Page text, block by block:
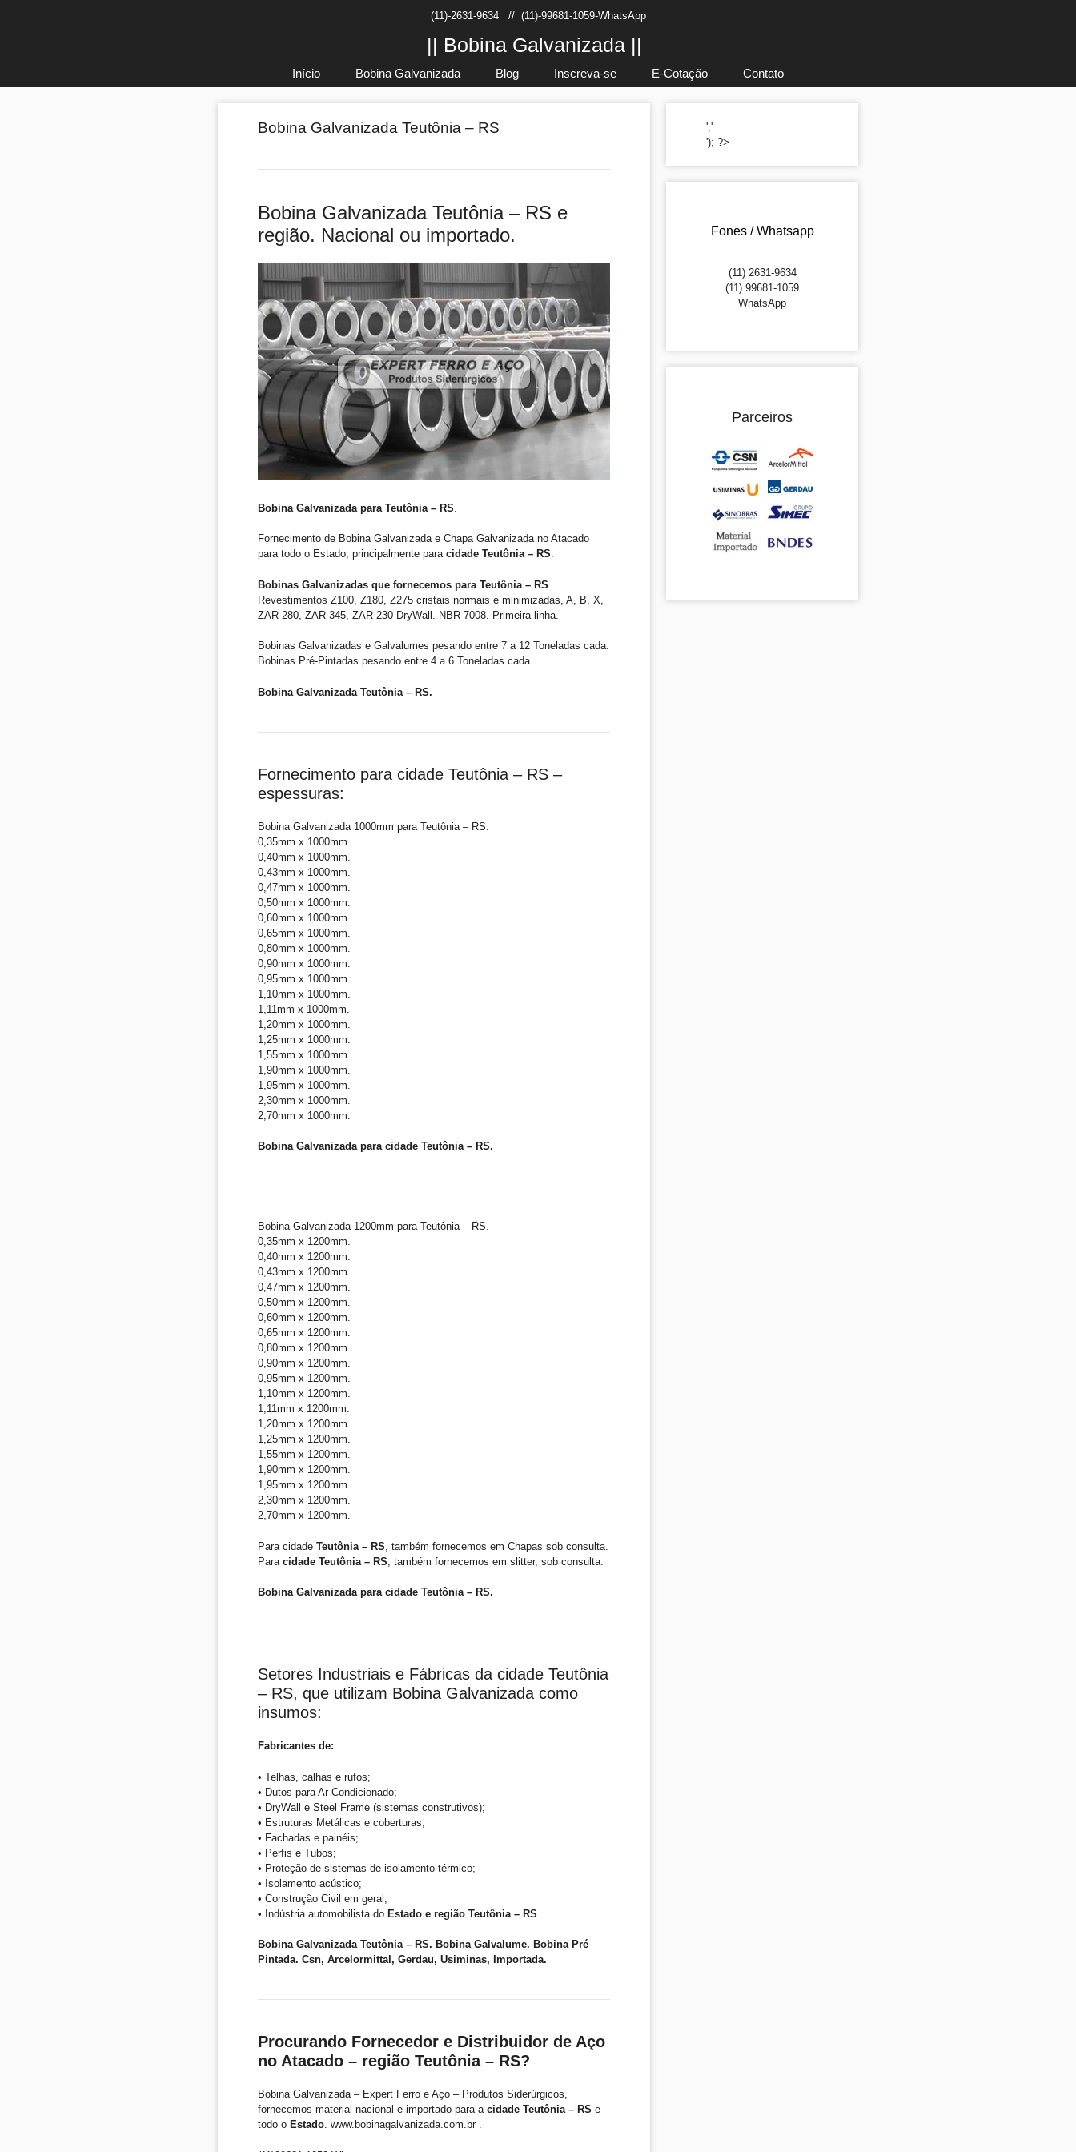
(11)-2631-9634// (11)-99681-1059-WhatsApp
|| Bobina Galvanizada ||
Início Bobina Galvanizada Blog Inscreva-se E-Cotação Contato
Bobina Galvanizada Teutônia – RS
Bobina Galvanizada Teutônia – RS e
região. Nacional ou importado.
Bobina Galvanizada para Teutônia – RS
Fornecimento de Bobina Galvanizada e Chapa Galvanizada no Atacado
para todo o Estado, principalmente para cidade Teutônia – RS.
Bobinas Galvanizadas que fornecemos para Teutônia – RS
Revestimentos Z100, Z180, Z275 cristais normais e minimizadas, A, B, X,
ZAR 280, ZAR 345, ZAR 230 DryWall. NBR 7008. Primeira linha.
Bobinas Galvanizadas e Galvalumes pesando entre 7 a 12 Toneladas cada.
Bobinas Pré-Pintadas pesando entre 4 a 6 Toneladas cada.
Bobina Galvanizada Teutônia – RS.
Fornecimento para cidade Teutônia – RS –
espessuras:
Bobina Galvanizada 1000mm para Teutônia – RS.
0,35mm x 1000mm.
0,40mm x 1000mm.
0,43mm x 1000mm.
0,47mm x 1000mm.
0,50mm x 1000mm.
0,60mm x 1000mm.
0,65mm x 1000mm.
0,80mm x 1000mm.
0,90mm x 1000mm.
0,95mm x 1000mm.
1,10mm x 1000mm.
1,11mm x 1000mm.
1,20mm x 1000mm.
1,25mm x 1000mm.
1,55mm x 1000mm.
1,90mm x 1000mm.
1,95mm x 1000mm.
2,30mm x 1000mm.
2,70mm x 1000mm.
Bobina Galvanizada para cidade Teutônia – RS.
Bobina Galvanizada 1200mm para Teutônia – RS.
0,35mm x 1200mm.
0,40mm x 1200mm.
0,43mm x 1200mm.
0,47mm x 1200mm.
0,50mm x 1200mm.
0,60mm x 1200mm.
0,65mm x 1200mm.
0,80mm x 1200mm.
0,90mm x 1200mm.
0,95mm x 1200mm.
1,10mm x 1200mm.
1,11mm x 1200mm.
1,20mm x 1200mm.
1,25mm x 1200mm.
1,55mm x 1200mm.
1,90mm x 1200mm.
1,95mm x 1200mm.
2,30mm x 1200mm.
2,70mm x 1200mm.
Para cidade Teutônia – RS , também fornecemos em Chapas sob consulta.
Para cidade Teutônia – RS , também fornecemos em slitter, sob consulta.
Bobina Galvanizada para cidade Teutônia – RS.
Setores Industriais e Fábricas da cidade Teutônia
– RS, que utilizam Bobina Galvanizada como
insumos:
Fabricantes de:
• Telhas, calhas e rufos;
• Dutos para Ar Condicionado;
• DryWall e Steel Frame (sistemas construtivos);
• Estruturas Metálicas e coberturas;
• Fachadas e painéis;
• Perfis e Tubos;
• Proteção de sistemas de isolamento térmico;
• Isolamento acústico;
• Construção Civil em geral;
• Indústria automobilista do Estado e região Teutônia – RS
Bobina Galvanizada Teutônia – RS. Bobina Galvalume. Bobina Pré
Pintada. Csn, Arcelormittal, Gerdau, Usiminas, Importada.
Procurando Fornecedor e Distribuidor de Aço
no Atacado – região Teutônia – RS?
Bobina Galvanizada – Expert Ferro e Aço – Produtos Siderúrgicos,
fornecemos material nacional e importado para a cidade Teutônia – RS e
todo o Estado. www.bobinagalvanizada.com.br .
','
'); ?>
Fones / Whatsapp
(11) 2631-9634
(11) 99681-1059
WhatsApp
Parceiros